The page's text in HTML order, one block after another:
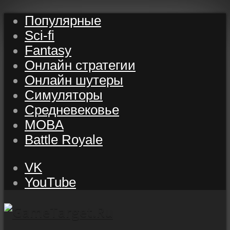
Популярные
Sci-fi
Fantasy
Онлайн стратегии
Онлайн шутеры
Симуляторы
Средневековье
MOBA
Battle Royale
VK
YouTube